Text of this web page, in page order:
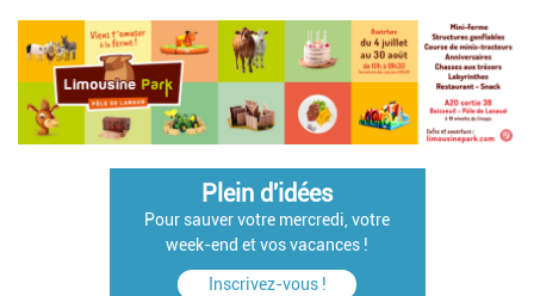
Plein d'idées
Pour sauver votre mercredi, votre
week-end et vos vacances !
Inscrivez-vous !